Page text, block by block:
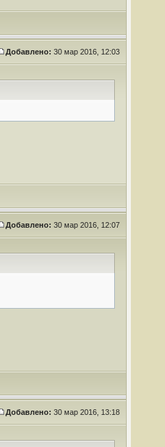
Добавлено: 30 мар 2016, 12:03
Добавлено: 30 мар 2016, 12:07
Добавлено: 30 мар 2016, 13:18